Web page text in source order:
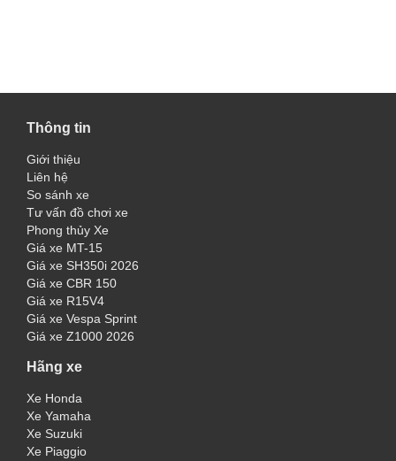
Thông tin
Giới thiệu
Liên hệ
So sánh xe
Tư vấn đồ chơi xe
Phong thủy Xe
Giá xe MT-15
Giá xe SH350i 2026
Giá xe CBR 150
Giá xe R15V4
Giá xe Vespa Sprint
Giá xe Z1000 2026
Hãng xe
Xe Honda
Xe Yamaha
Xe Suzuki
Xe Piaggio